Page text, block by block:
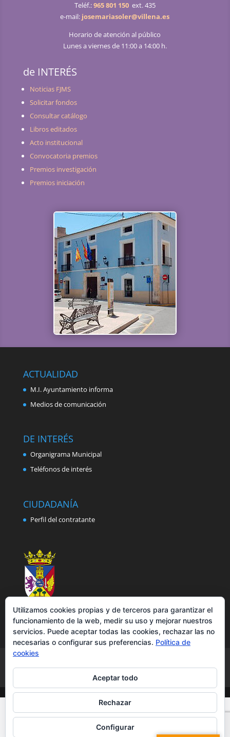
Teléf.:965 801 150ext. 435
e-mail: josemariasoler@villena.es
Horario de atención al público
Lunes a viernes de 11:00 a 14:00 h.
de INTERÉS
Noticias FJMS
Solicitar fondos
Consultar catálogo
Libros editados
Acto institucional
Convocatoria premios
Premios investigación
Premios iniciación
ACTUALIDAD
M.I. Ayuntamiento informa
Medios de comunicación
DE INTERÉS
Organigrama Municipal
Teléfonos de interés
CIUDADANÍA
Perfil del contratante
Política de cookies
Accesibilidad
Utilizamos cookies propias y de terceros para garantizar el
funcionamiento de la web, medir su uso y mejorar nuestros
servicios. Puede aceptar todas las cookies, rechazar las no
necesarias o configurar sus preferencias. Política de
cookies
Aceptar todo
Rechazar
Configurar